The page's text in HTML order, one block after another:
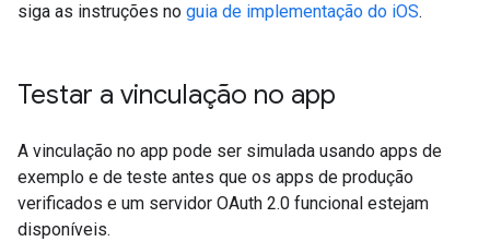
siga as instruções no guia de implementação do iOS.
Testar a vinculação no app
A vinculação no app pode ser simulada usando apps de
exemplo e de teste antes que os apps de produção
verificados e um servidor OAuth 2.0 funcional estejam
disponíveis.